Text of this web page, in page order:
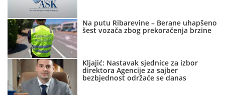
Na putu Ribarevine – Berane uhapšeno
šest vozača zbog prekoračenja brzine
Kljajić: Nastavak sjednice za izbor
direktora Agencije za sajber
bezbjednost održaće se danas